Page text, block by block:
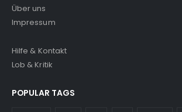
Über uns
Impressum
Hilfe & Kontakt
Lob & Kritik
POPULAR TAGS